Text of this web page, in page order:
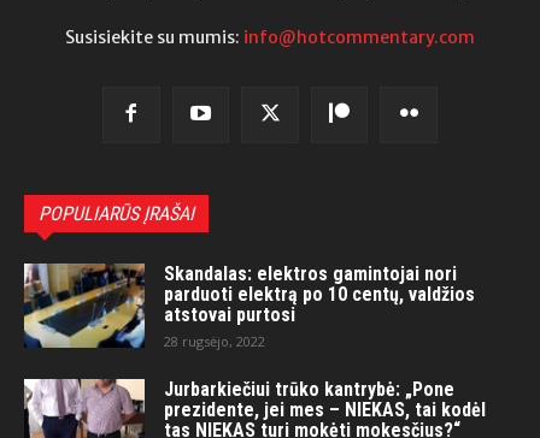
Susisiekite su mumis: info@hotcommentary.com
POPULIARŪS ĮRAŠAI
Skandalas: elektros gamintojai nori
parduoti elektrą po 10 centų, valdžios
atstovai purtosi
28 rugsėjo, 2022
Jurbarkiečiui trūko kantrybė: „Pone
prezidente, jei mes – NIEKAS, tai kodėl
tas NIEKAS turi mokėti mokesčius?“